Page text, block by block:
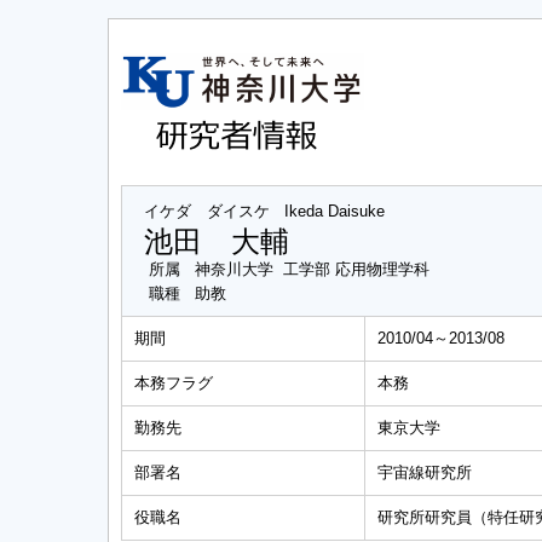
イケダ ダイスケ Ikeda Daisuke
池田 大輔
所属
神奈川大学 工学部 応用物理学科
職種
助教
期間 2010/04～2013/08
本務フラグ 本務
勤務先 東京大学
部署名 宇宙線研究所
役職名 研究所研究員（特任研